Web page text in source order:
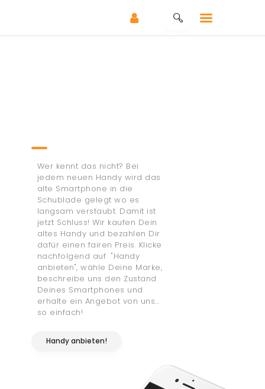
KONTAKT
KLEINANZEIGEN
Wer kennt das nicht? Bei
jedem neuen Handy wird das
alte Smartphone in die
Schublade gelegt wo es
langsam verstaubt. Damit ist
jetzt Schluss! Wir kaufen Dein
altes Handy und bezahlen Dir
dafür einen fairen Preis. Klicke
nachfolgend auf "Handy
anbieten", wähle Deine Marke,
beschreibe uns den Zustand
Deines Smartphones und
erhalte ein Angebot von uns...
so einfach!
Handy anbieten!